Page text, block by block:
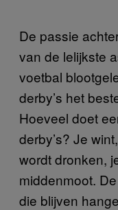
De passie
van de lelijkste
voetbal
derby’s het
Hoeveel doet
derby’s? Je
wordt dronken,
middenmoot.
die blijven